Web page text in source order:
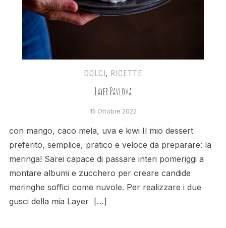
DOLCI, RICETTE
Layer Pavlova
15 Ottobre 2022
con mango, caco mela, uva e kiwi Il mio dessert
preferito, semplice, pratico e veloce da preparare: la
meringa! Sarei capace di passare interi pomeriggi a
montare albumi e zucchero per creare candide
meringhe soffici come nuvole. Per realizzare i due
gusci della mia Layer […]